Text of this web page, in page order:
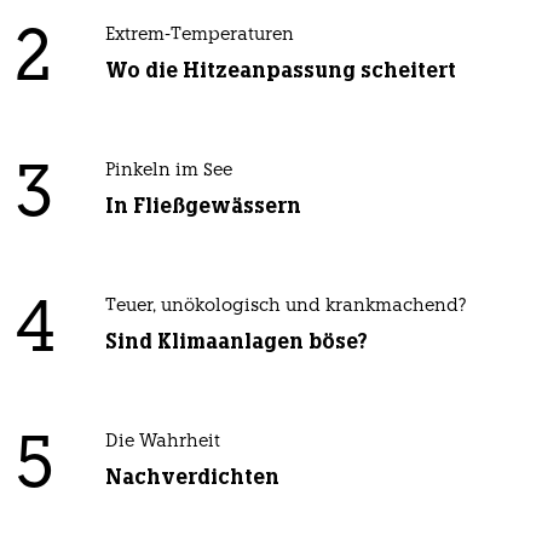
2 Extrem-Temperaturen
Wo die Hitzeanpassung scheitert
3 Pinkeln im See
In Fließgewässern
4 Teuer, unökologisch und krankmachend?
Sind Klimaanlagen böse?
5 Die Wahrheit
Nachverdichten